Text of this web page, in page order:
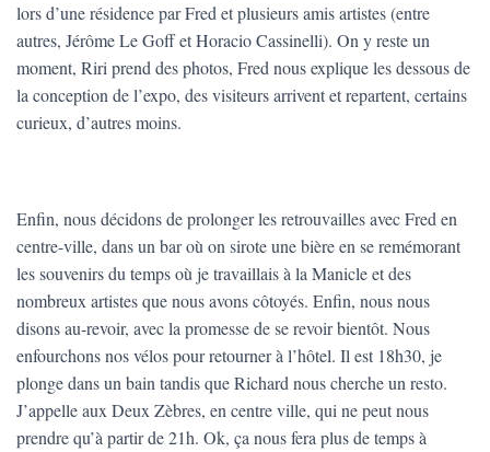
lors d’une résidence par Fred et plusieurs amis artistes (entre
autres, Jérôme Le Goff et Horacio Cassinelli). On y reste un
moment, Riri prend des photos, Fred nous explique les dessous de
la conception de l’expo, des visiteurs arrivent et repartent, certains
curieux, d’autres moins.
Enfin, nous décidons de prolonger les retrouvailles avec Fred en
centre-ville, dans un bar où on sirote une bière en se remémorant
les souvenirs du temps où je travaillais à la Manicle et des
nombreux artistes que nous avons côtoyés. Enfin, nous nous
disons au-revoir, avec la promesse de se revoir bientôt. Nous
enfourchons nos vélos pour retourner à l’hôtel. Il est 18h30, je
plonge dans un bain tandis que Richard nous cherche un resto.
J’appelle aux Deux Zèbres, en centre ville, qui ne peut nous
prendre qu’à partir de 21h. Ok, ça nous fera plus de temps à